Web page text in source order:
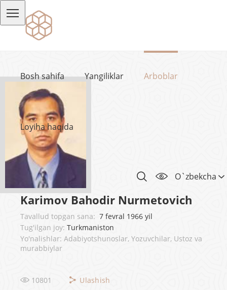
Bosh sahifa Yangiliklar Arboblar
Loyiha haqida
O`zbekcha
Karimov Bahodir Nurmetovich
Tavallud topgan sana: 7 fevral 1966 yil
Tug'ilgan joy: Turkmaniston
Yo'nalishlar: Adabiyotshunoslar, Yozuvchilar, Ustoz va
murabbiylar
10801 Ulashish